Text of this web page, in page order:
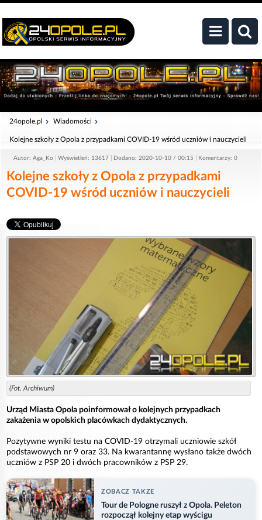
24opole.pl Wiadomości
Kolejne szkoły z Opola z przypadkami COVID-19 wśród uczniów i nauczycieli
Autor: Aga_Ko Wyświetleń: 13617 Dodano: 2020-10-10 / 00:15 Komentarzy: 0
Kolejne szkoły z Opola z przypadkami
COVID-19 wśród uczniów i nauczycieli
(Fot. Archiwum)
Urząd Miasta Opola poinformował o kolejnych przypadkach
zakażenia w opolskich placówkach dydaktycznych.
Pozytywne wyniki testu na COVID-19 otrzymali uczniowie szkół
podstawowych nr 9 oraz 33. Na kwarantannę wysłano także dwóch
uczniów z PSP 20 i dwóch pracowników z PSP 29.
ZOBACZ TAKZE
Tour de Pologne ruszył z Opola. Peleton
rozpoczął kolejny etap wyścigu